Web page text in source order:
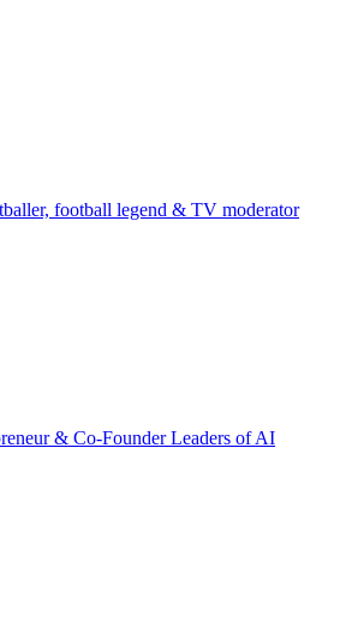
football legend & TV moderator
& Co-Founder Leaders of AI